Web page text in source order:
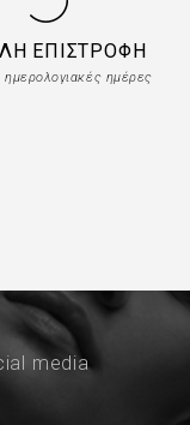
ΕΠΙΣΤΡΟΦΉ
ημέρες
media